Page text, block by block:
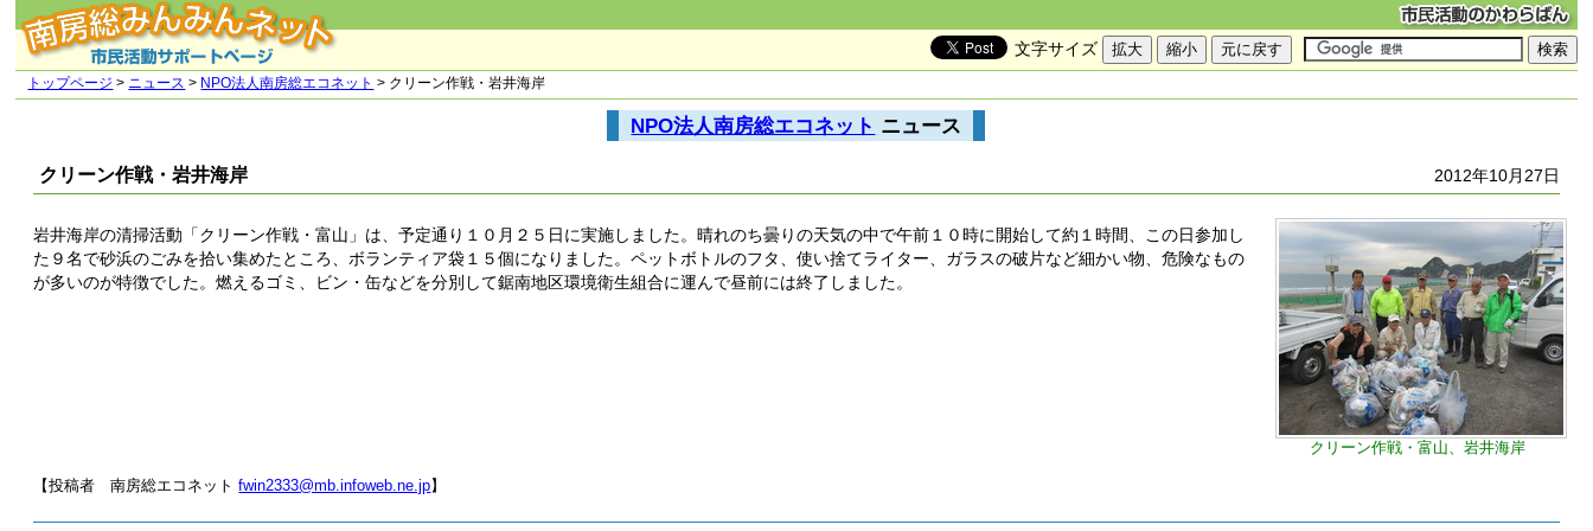
文字サイズ
トップページ > ニュース > NPO法人南房総エコネット > クリーン作戦・岩井海岸
NPO法人南房総エコネット ニュース
2012年10月27日
クリーン作戦・岩井海岸
クリーン作戦・富山、岩井海岸
岩井海岸の清掃活動「クリーン作戦・富山」は、予定通り１０月２５日に実施しました。晴れのち曇りの天気の中で午前１０時に開始して約１時間、この日参加し
た９名で砂浜のごみを拾い集めたところ、ボランティア袋１５個になりました。ペットボトルのフタ、使い捨てライター、ガラスの破片など細かい物、危険なもの
が多いのが特徴でした。燃えるゴミ、ビン・缶などを分別して鋸南地区環境衛生組合に運んで昼前には終了しました。
【投稿者 南房総エコネットfwin2333@mb.infoweb.ne.jp】